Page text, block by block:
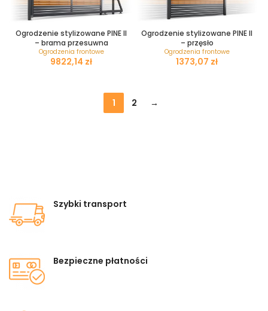
Ogrodzenie stylizowane PINE II
– brama przesuwna
Ogrodzenia frontowe
zł
Ogrodzenie stylizowane PINE II
– przęsło
Ogrodzenia frontowe
zł
1 2 →
Szybki transport
Bezpieczne płatności